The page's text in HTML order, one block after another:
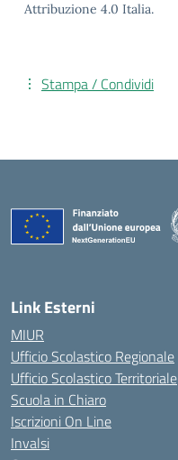
Attribuzione 4.0 Italia.
Stampa / Condividi
Link Esterni
MIUR
Ufficio Scolastico Regionale
Ufficio Scolastico Territoriale
Scuola in Chiaro
Iscrizioni On Line
Invalsi